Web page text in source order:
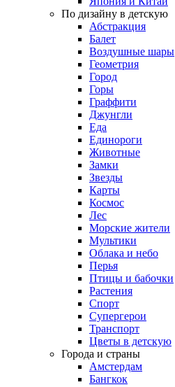
По дизайну в детскую
Абстракция
Балет
Воздушные шары
Геометрия
Город
Горы
Граффити
Джунгли
Еда
Единороги
Животные
Замки
Звезды
Карты
Космос
Лес
Морские жители
Мультики
Облака и небо
Перья
Птицы и бабочки
Растения
Спорт
Супергерои
Транспорт
Цветы в детскую
Города и страны
Амстердам
Бангкок